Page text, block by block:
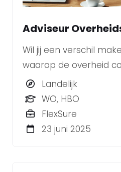
Wil jij een verschil
waarop de overheid
burgers en andere
een strategische
handen uit de mouwen
zoekt een enthousiaste
Landelijk
WO, HBO
FlexSure
23 juni 2025